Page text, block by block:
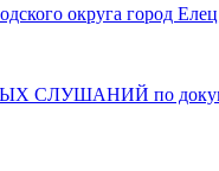
округа город
по